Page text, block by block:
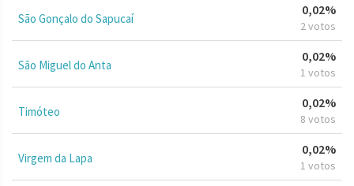
São Gonçalo do Sapucaí
0,02%
2 votos
São Miguel do Anta
0,02%
1 votos
Timóteo
0,02%
8 votos
Virgem da Lapa
0,02%
1 votos